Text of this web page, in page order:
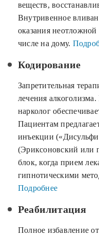
веществ,
Внутривенное
оказания
числе на дому.
Кодирование
Запретительная
лечения
нарколог
Пациентам
инъекции
(Эриксоновский или
блок, когда прием
гипнотическими
Подробнее
Реабилитация
Полное избавление